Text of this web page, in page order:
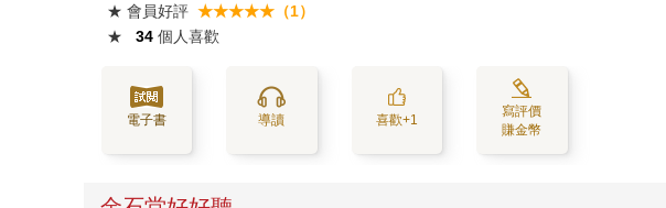
★ 會員好評 ★★★★★（1）
★
34 個人喜歡
電子書 導讀 喜歡+1
寫評價
賺金幣